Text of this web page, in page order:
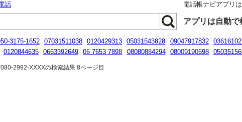
話 電話帳ナビアプリ
アプリは自動で
3175-1652 07031511038 0120429313 05031543828 09047917832
0120844635 0663392649 06 7653 7898 08080884294 08009190698
2992-XXXXの検索結果 8ページ目